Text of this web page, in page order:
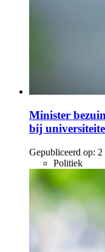
Minister
bij
Gepubliceerd op: 2
Politiek